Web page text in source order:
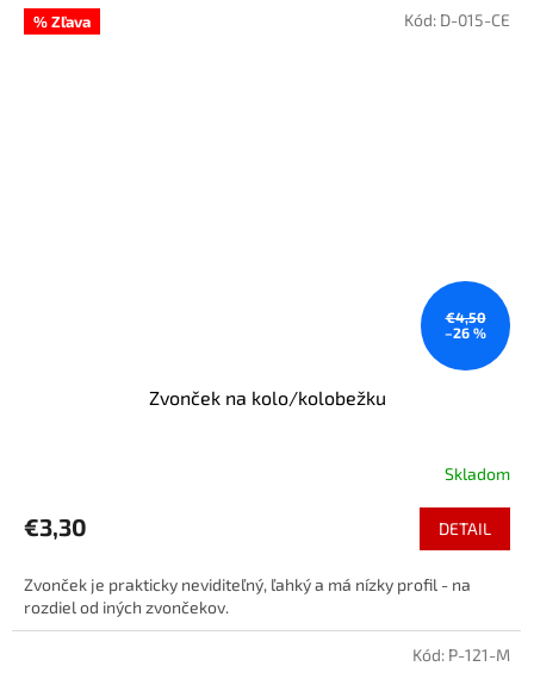
% Zľava
€4,50
–26 %
Zvonček na kolo/kolobežku
Skladom
€3,30 DETAIL
Zvonček je prakticky neviditeľný, ľahký a má nízky profil - na
rozdiel od iných zvončekov.
Kód: D-015-CE
Kód: P-121-M